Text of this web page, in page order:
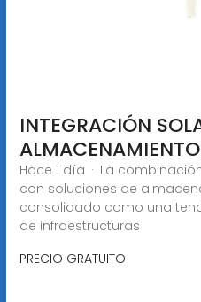
INTEGRACIÓN
Hace 1 día · La
con soluciones de
consolidado como una
de infraestructuras
PRECIO GRATUITO